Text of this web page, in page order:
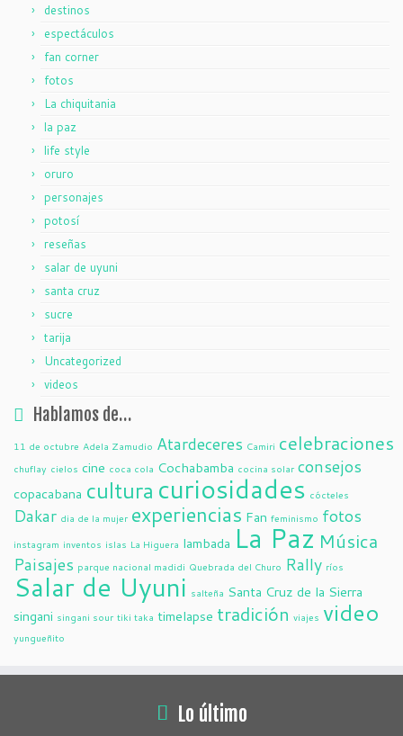
destinos
espectáculos
fan corner
fotos
La chiquitania
la paz
life style
oruro
personajes
potosí
reseñas
salar de uyuni
santa cruz
sucre
tarija
Uncategorized
videos
Hablamos de…
11 de octubre Adela Zamudio Atardeceres Camiri celebraciones
chuflay cielos cine coca cola Cochabamba cocina solar consejos
copacabana cultura curiosidades cócteles
Dakar dia de la mujer experiencias Fan feminismo fotos
instagram inventos islas La Higuera lambada La Paz Música
Paisajes parque nacional madidi Quebrada del Churo Rally ríos
Salar de Uyuni salteña Santa Cruz de la Sierra
singani singani sour tiki taka timelapse tradición viajes video
yungueñito
Lo último